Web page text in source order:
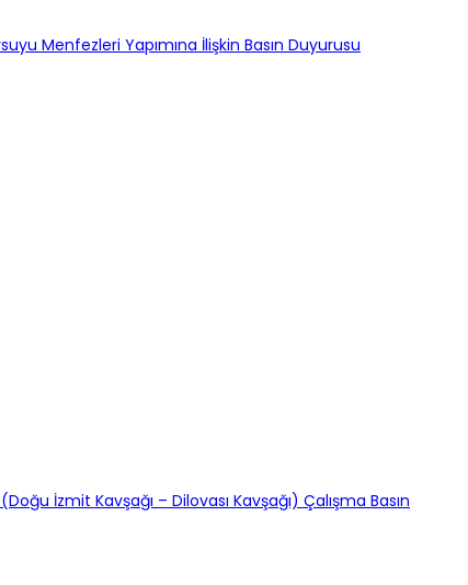
Menfezleri Yapımına İlişkin Basın Duyurusu
İzmit Kavşağı – Dilovası Kavşağı) Çalışma Basın